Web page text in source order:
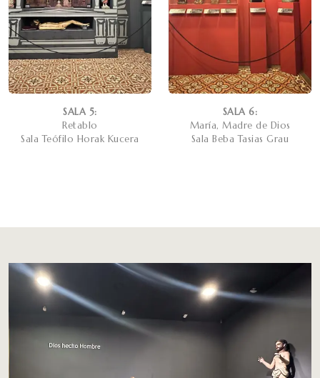
SALA 5:
Retablo
Sala Teófilo Horak Kucera
SALA 6:
María, Madre de Dios
Sala Beba Tasias Grau